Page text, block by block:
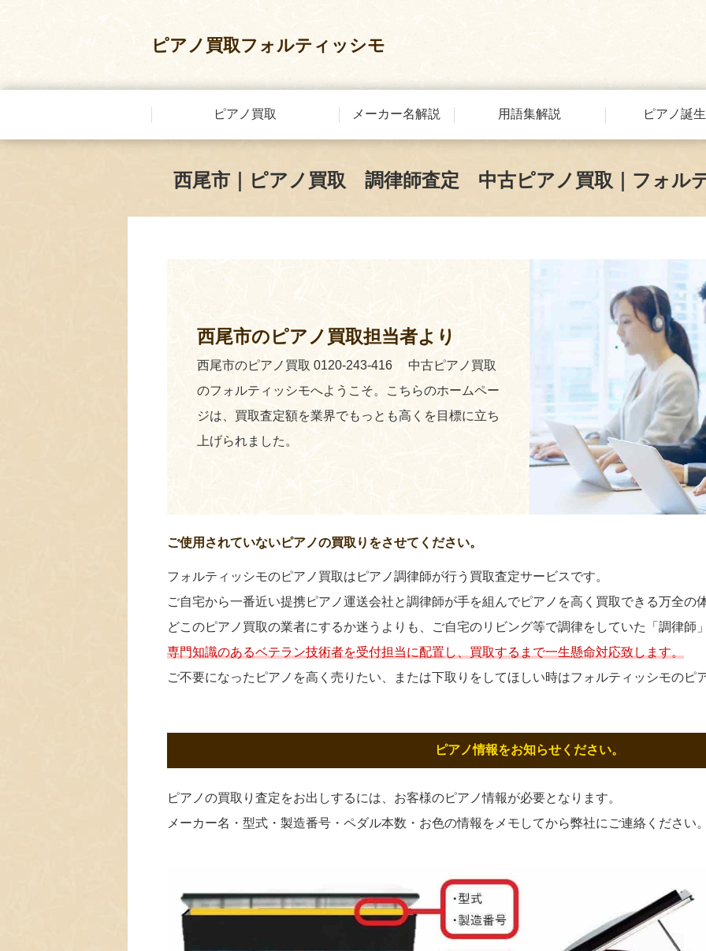
ピアノ買取フォルティッシモ
ピアノ買取 メーカー名解説 用語集解説 ピアノ誕
西尾市｜ピアノ買取 調律師査定 中古ピアノ買取｜フォル
西尾市のピアノ買取担当者より
西尾市のピアノ買取 0120-243-416 中古ピアノ買取
のフォルティッシモへようこそ。こちらのホームペー
ジは、買取査定額を業界でもっとも高くを目標に立ち
上げられました。
ご使用されていないピアノの買取りをさせてください。
フォルティッシモのピアノ買取はピアノ調律師が行う買取査定サービスです。
ご自宅から一番近い提携ピアノ運送会社と調律師が手を組んでピアノを高く買取できる万全の
どこのピアノ買取の業者にするか迷うよりも、ご自宅のリビング等で調律をしていた「調律師
専門知識のあるベテラン技術者を受付担当に配置し、買取するまで一生懸命対応致します。
ご不要になったピアノを高く売りたい、または下取りをしてほしい時はフォルティッシモのピ
ピアノ情報をお知らせください。
ピアノの買取り査定をお出しするには、お客様のピアノ情報が必要となります。
メーカー名・型式・製造番号・ペダル本数・お色の情報をメモしてから弊社にご連絡ください